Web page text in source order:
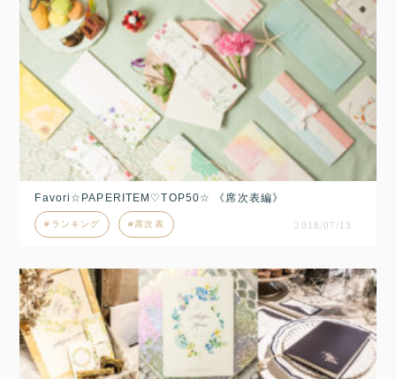
Favori☆PAPERITEM♡TOP50☆ 《席次表編》
ランキング 席次表 2018/07/13